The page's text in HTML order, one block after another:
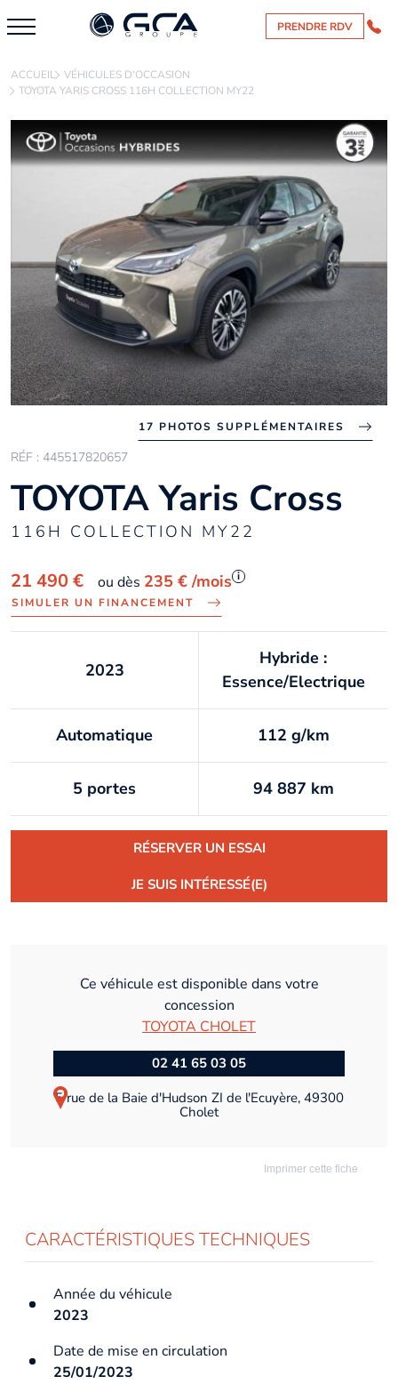
PRENDRE RDV
ACCUEIL VÉHICULES D'OCCASION
TOYOTA YARIS CROSS 116H COLLECTION MY22
17 PHOTOS SUPPLÉMENTAIRES
RÉF : 445517820657
TOYOTA Yaris Cross
116H COLLECTION MY22
21 490 € ou dès 235 € /mois i
SIMULER UN FINANCEMENT
2023
Hybride :
Essence/Electrique
Automatique 112 g/km
5 portes 94 887 km
RÉSERVER UN ESSAI
JE SUIS INTÉRESSÉ(E)
Ce véhicule est disponible dans votre
concession
TOYOTA CHOLET
02 41 65 03 05
5 rue de la Baie d'Hudson ZI de l'Ecuyère, 49300
Cholet
Imprimer cette fiche
CARACTÉRISTIQUES TECHNIQUES
Année du véhicule
2023
Date de mise en circulation
25/01/2023